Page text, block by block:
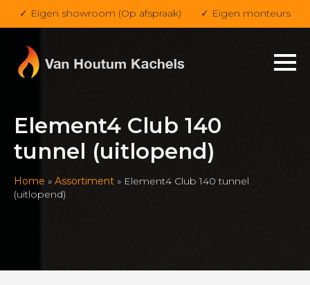
✓ Eigen showroom (Op afspraak) ✓ Eigen monteurs
Element4 Club 140
tunnel (uitlopend)
Home » Assortiment » Element4 Club 140 tunnel
(uitlopend)